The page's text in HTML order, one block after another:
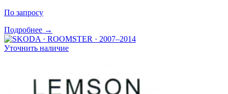
По запросу
Подробнее →
Уточнить наличие